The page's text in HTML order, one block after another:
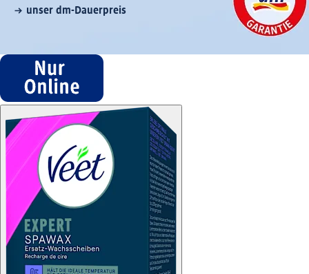
unser dm-Dauerpreis